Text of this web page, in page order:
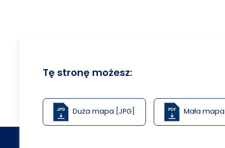
Tę stronę możesz:
Duża mapa [JPG] Mała mapa